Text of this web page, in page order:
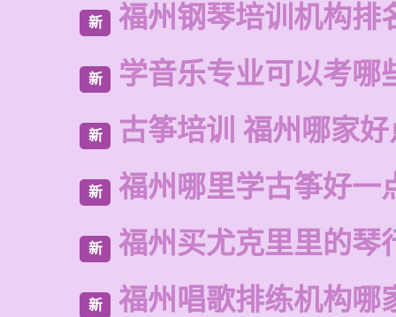
新 福州钢琴培训机构排
新 学音乐专业可以考哪
新 古筝培训 福州哪家好
新 福州哪里学古筝好一
新 福州买尤克里里的琴
新 福州唱歌排练机构哪